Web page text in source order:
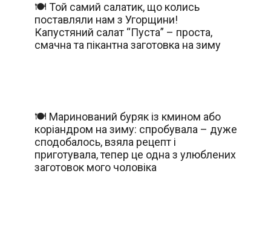
🍽️ Той самий салатик, що колись
поставляли нам з Угорщини!
Капустяний салат “Пуста” – проста,
смачна та пікантна заготовка на зиму
🍽️ Маринований буряк із кмином або
коріандром на зиму: спробувала – дуже
сподобалось, взяла рецепт і
приготувала, тепер це одна з улюблених
заготовок мого чоловіка